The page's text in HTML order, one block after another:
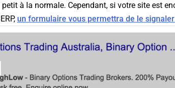
à la normale. Cependant, si votre site est
un formulaire vous permettra de le